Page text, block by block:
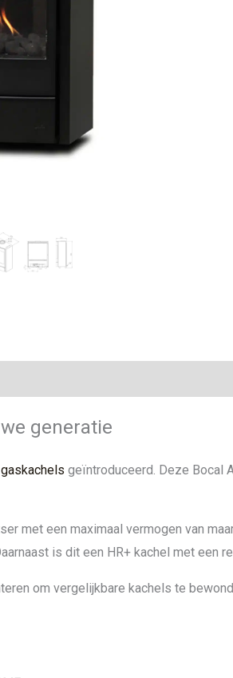
generatie
gaskachels geïntroduceerd. Deze Bocal
met een maximaal vermogen van
is dit een HR+ kachel met een
om vergelijkbare kachels te